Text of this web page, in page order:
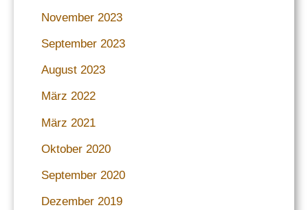
November 2023
September 2023
August 2023
März 2022
März 2021
Oktober 2020
September 2020
Dezember 2019